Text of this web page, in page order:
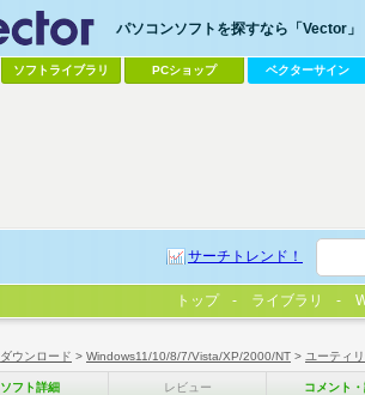
ダウンロード > Windows11/10/8/7/Vista/XP/2000/NT > ユーティ
ソフト詳細 レビュー コメント
パソコンソフトを探すなら「Vector」
ソフトライブラリ PCショップ ベクターサイン
サーチトレンド！
トップ ライブラリ